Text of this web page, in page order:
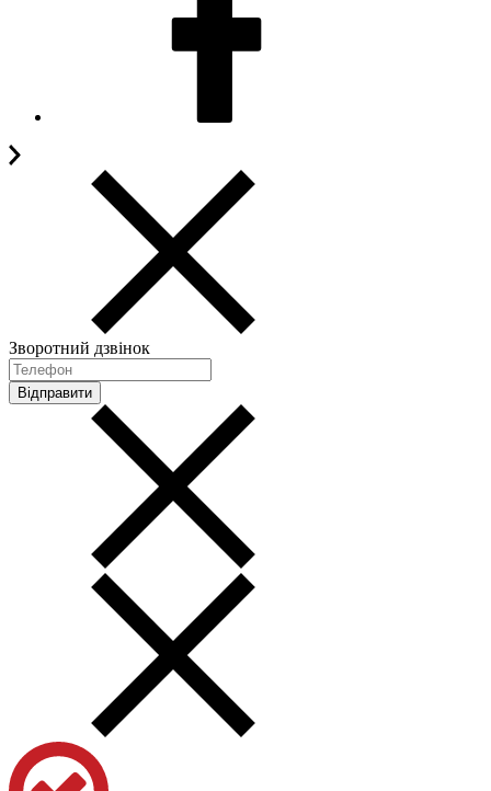
Зворотний дзвінок